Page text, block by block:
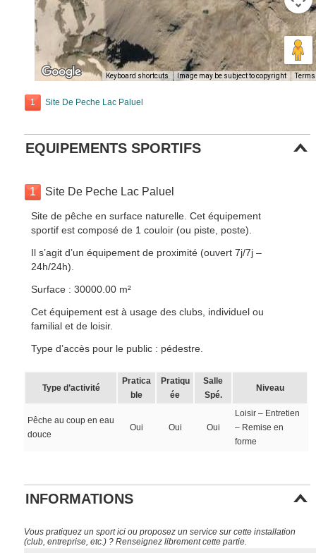
Keyboard shortcuts Image may be subject to copyright Terms
1 Site De Peche Lac Paluel
EQUIPEMENTS SPORTIFS
1 Site De Peche Lac Paluel
Site de pêche en surface naturelle. Cet équipement
sportif est composé de 1 couloir (ou piste, poste).
Il s’agit d’un équipement de proximité (ouvert 7j/7j –
24h/24h).
Surface : 30000.00 m²
Cet équipement est à usage des clubs, individuel ou
familial et de loisir.
Type d’accès pour le public : pédestre.
Type d’activité
Pratica
ble
Pratiqu
ée
Salle
Spé.
Niveau
Pêche au coup en eau
douce
Oui Oui Oui
Loisir – Entretien
– Remise en
forme
INFORMATIONS
Vous pratiquez un sport ici ou proposez un service sur cette installation
(club, entreprise, etc.) ? Renseignez librement cette partie.